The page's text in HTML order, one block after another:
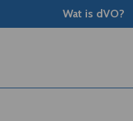
Wat is dVO?